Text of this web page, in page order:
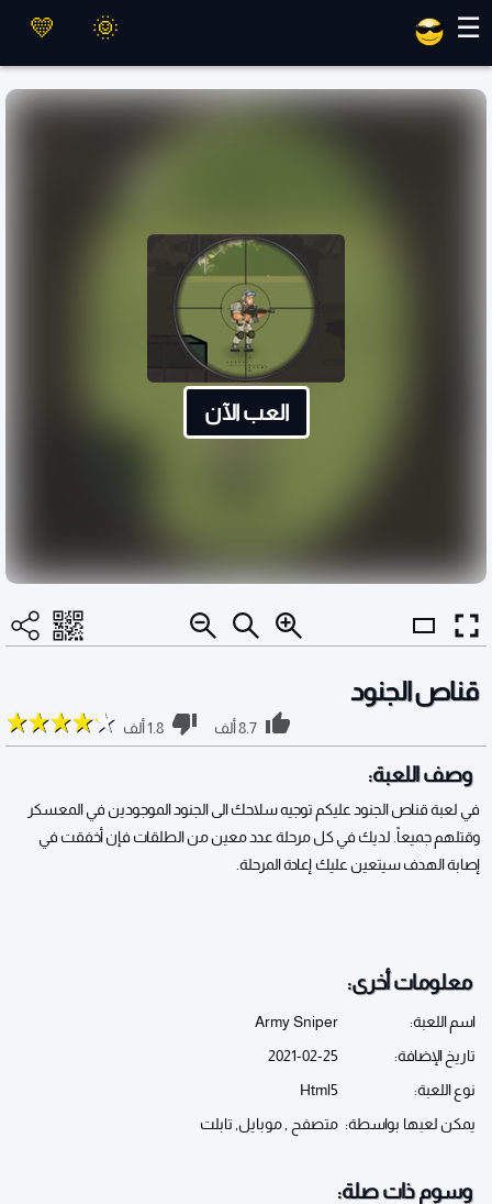
☰
العب الآن
قناص الجنود
8.7 ألف 1.8 ألف
وصف اللعبة:
في لعبة قناص الجنود عليكم توجيه سلاحك الى الجنود الموجودين في المعسكر
وقتلهم جميعاً. لديك في كل مرحلة عدد معين من الطلقات فإن أخفقت في
إصابة الهدف سيتعين عليك إعادة المرحلة.
معلومات أخرى:
اسم اللعبة:
Army Sniper
تاريخ الإضافة:
2021-02-25
نوع اللعبة:
Html5
يمكن لعبها بواسطة: متصفح , موبايل, تابلت
وسوم ذات صلة: